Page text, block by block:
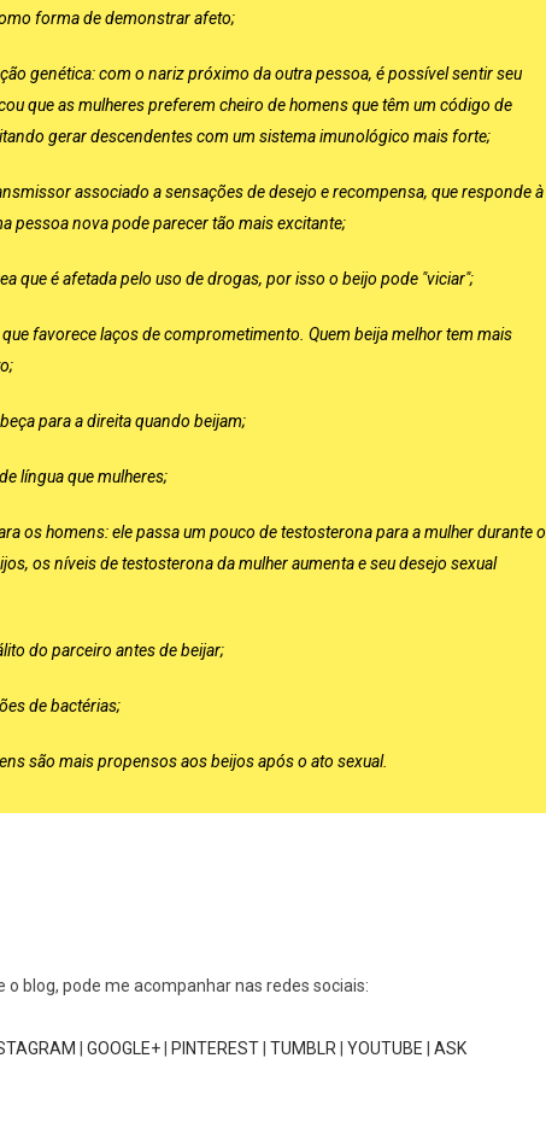
forma de demonstrar afeto;
genética: com o nariz próximo da outra pessoa, é possível sentir seu
que as mulheres preferem cheiro de homens que têm um código de
gerar descendentes com um sistema imunológico mais forte;
associado a sensações de desejo e recompensa, que responde à
pessoa nova pode parecer tão mais excitante;
que é afetada pelo uso de drogas, por isso o beijo pode "viciar";
favorece laços de comprometimento. Quem beija melhor tem mais
para a direita quando beijam;
língua que mulheres;
os homens: ele passa um pouco de testosterona para a mulher durante o
os níveis de testosterona da mulher aumenta e seu desejo sexual
do parceiro antes de beijar;
de bactérias;
são mais propensos aos beijos após o ato sexual.
o blog, pode me acompanhar nas redes sociais:
GOOGLE+ PINTEREST TUMBLR YOUTUBE ASK